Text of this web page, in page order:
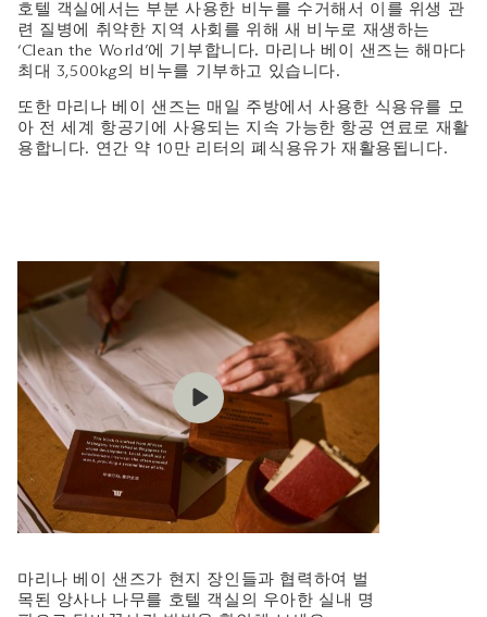
호텔 객실에서는 부분 사용한 비누를 수거해서 이를 위생 관
련 질병에 취약한 지역 사회를 위해 새 비누로 재생하는
‘Clean the World’에 기부합니다. 마리나 베이 샌즈는 해마다
최대 3,500kg의 비누를 기부하고 있습니다.
또한 마리나 베이 샌즈는 매일 주방에서 사용한 식용유를 모
아 전 세계 항공기에 사용되는 지속 가능한 항공 연료로 재활
용합니다. 연간 약 10만 리터의 폐식용유가 재활용됩니다.
마리나 베이 샌즈가 현지 장인들과 협력하여 벌
목된 앙사나 나무를 호텔 객실의 우아한 실내 명